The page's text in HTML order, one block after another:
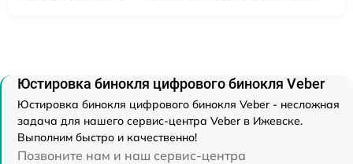
Юстировка бинокля цифрового бинокля Veber
Юстировка бинокля цифрового бинокля Veber - несложная
задача для нашего сервис-центра Veber в Ижевске.
Выполним быстро и качественно!
Позвоните нам и наш сервис-центра